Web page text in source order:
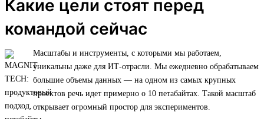
Какие цели стоят перед
командой сейчас
Масштабы и инструменты, с которыми мы работаем,
уникальны даже для ИТ-отрасли. Мы ежедневно обрабатываем
большие объемы данных — на одном из самых крупных
проектов речь идет примерно о 10 петабайтах. Такой масштаб
открывает огромный простор для экспериментов.